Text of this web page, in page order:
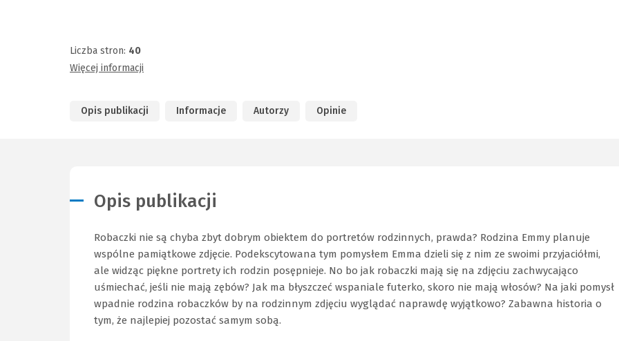
Liczba stron: 40
Więcej informacji
Opis publikacji Informacje Autorzy Opinie
Opis publikacji
Robaczki nie są chyba zbyt dobrym obiektem do portretów rodzinnych, prawda? Rodzina Emmy planuje
wspólne pamiątkowe zdjęcie. Podekscytowana tym pomysłem Emma dzieli się z nim ze swoimi przyjaciółmi,
ale widząc piękne portrety ich rodzin posępnieje. No bo jak robaczki mają się na zdjęciu zachwycająco
uśmiechać, jeśli nie mają zębów? Jak ma błyszczeć wspaniale futerko, skoro nie mają włosów? Na jaki pomysł
wpadnie rodzina robaczków by na rodzinnym zdjęciu wyglądać naprawdę wyjątkowo? Zabawna historia o
tym, że najlepiej pozostać samym sobą.